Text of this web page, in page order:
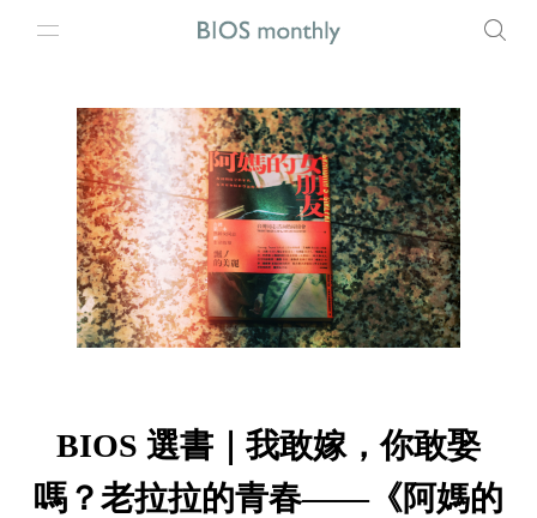
BIOS 選書｜我敢嫁，你敢娶
嗎？老拉拉的青春——《阿媽的